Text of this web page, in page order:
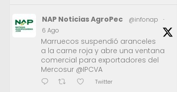
NAP Noticias AgroPec @infonap
·
6 Ago
Marruecos suspendió aranceles
a la carne roja y abre una ventana
comercial para exportadores del
Mercosur @IPCVA
Twitter